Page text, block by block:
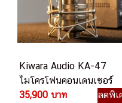
Kiwara Audio KA-47
ไมโครโฟนคอนเดนเซอร์
35,900 บาท
ลดพิเ